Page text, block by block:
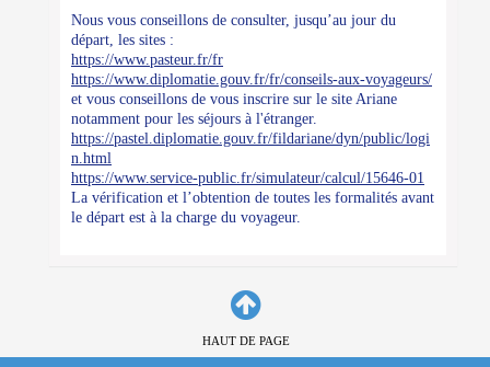
Nous vous conseillons de consulter, jusqu’au jour du
départ, les sites :
https://www.pasteur.fr/fr
https://www.diplomatie.gouv.fr/fr/conseils-aux-voyageurs/
et vous conseillons de vous inscrire sur le site Ariane
notamment pour les séjours à l'étranger.
https://pastel.diplomatie.gouv.fr/fildariane/dyn/public/logi
n.html
https://www.service-public.fr/simulateur/calcul/15646-01
La vérification et l’obtention de toutes les formalités avant
le départ est à la charge du voyageur.
HAUT DE PAGE